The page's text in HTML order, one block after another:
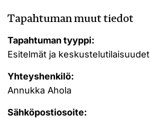
Tapahtuman muut tiedot
Tapahtuman tyyppi:
Esitelmät ja keskustelutilaisuudet
Yhteyshenkilö:
Annukka Ahola
Sähköpostiosoite: